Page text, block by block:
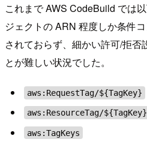
これまで AWS CodeBuild では
ジェクトの ARN 程度しか条件
されておらず、細かい許可/拒否
とが難しい状況でした。
aws:RequestTag/${TagKey}
aws:ResourceTag/${TagKey}
aws:TagKeys